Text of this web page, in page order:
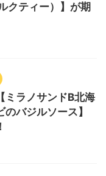
クティー）】が期
ミラノサンドB北海
バジルソース】